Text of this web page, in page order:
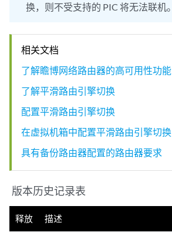
换，则不受支持的 PIC 将无法联机。
相关文档
了解瞻博网络路由器的高可用性功能
了解平滑路由引擎切换
配置平滑路由引擎切换
在虚拟机箱中配置平滑路由引擎切换
具有备份路由器配置的路由器要求
版本历史记录表
释放 描述